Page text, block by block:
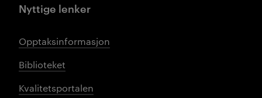
Nyttige lenker
Opptaksinformasjon
Biblioteket
Kvalitetsportalen